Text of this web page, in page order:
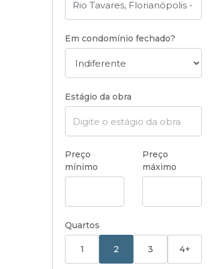
Em condomínio fechado?
Estágio da obra
Preço
mínimo
Preço
máximo
Quartos
1 2 3 4+